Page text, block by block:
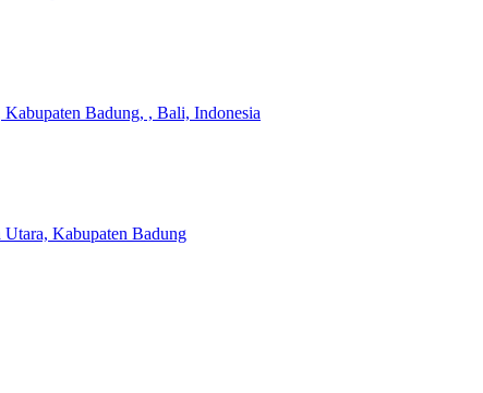
Badung, , Bali, Indonesia
Kabupaten Badung